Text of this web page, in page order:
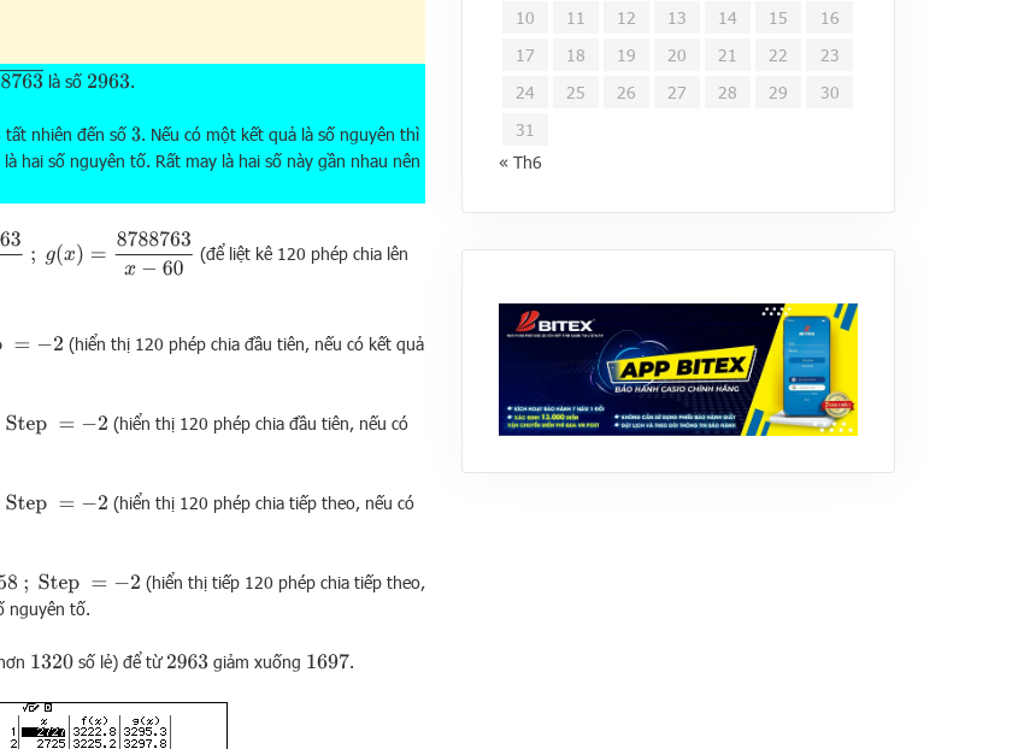
là số 2963 .
tất nhiên đến số 3. Nếu có một kết quả là số nguyên thì
hai số nguyên tố. Rất may là hai số này gần nhau nên
g(x 8788763 x−60
(để liệt kê 120 phép chia lên
(hiển thị 120 phép chia đầu tiên, nếu có kết quả
−2
(hiển thị 120 phép chia đầu tiên, nếu có
−2
(hiển thị 120 phép chia tiếp theo, nếu có
= −2
(hiển thị tiếp 120 phép chia tiếp theo,
nguyên tố.
1320 số lẻ) để từ 2963 giảm xuống 1697 .
10
11 12 13 14 15
16
17
18 19 20 21 22
23
24
25 26 27 28 29
30
31
« Th6